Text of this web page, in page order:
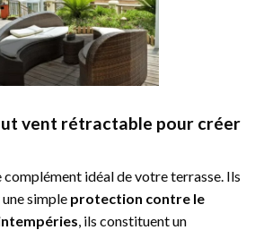
vent rétractable pour créer
complément idéal de votre terrasse. Ils
simple protection contre le
, ils constituent un